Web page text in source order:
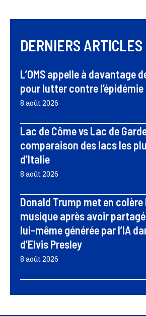
DERNIERS ARTICLES
L’OMS appelle à davantage
pour lutter contre l’épidémie
8 août 2026
Lac de Côme vs Lac de
comparaison des lacs les
d’Italie
8 août 2026
Donald Trump met en
musique après avoir
lui-même générée par l’IA
d’Elvis Presley
8 août 2026